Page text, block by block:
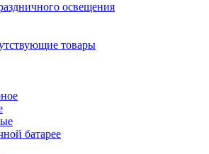
освещения
товары
батарее